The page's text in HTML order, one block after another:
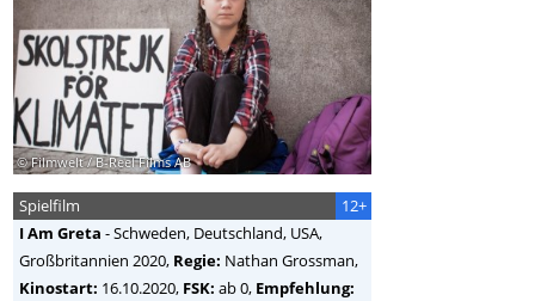
© Filmwelt / B-Reel Films AB
12+
Spielfilm
I Am Greta -Schweden, Deutschland, USA,
Großbritannien 2020, Regie: Nathan Grossman,
Kinostart: 16.10.2020, FSK: ab 0, Empfehlung: